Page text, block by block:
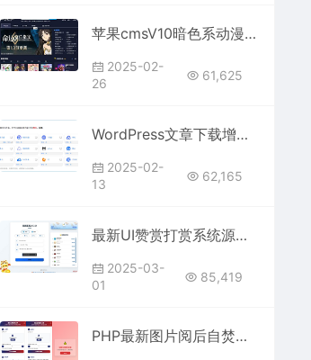
苹果cmsV10暗色系动漫影视网站模板无限制版
2025-02-
26
61,625
WordPress文章下载增强插件CoreDownload
2025-02-
13
62,165
最新UI赞赏打赏系统源码 v1.3.0 美化版 | 全新打赏平台
2025-03-
01
85,419
PHP最新图片阅后自焚程序源码 阅后即焚平台系统 阅后即焚源码